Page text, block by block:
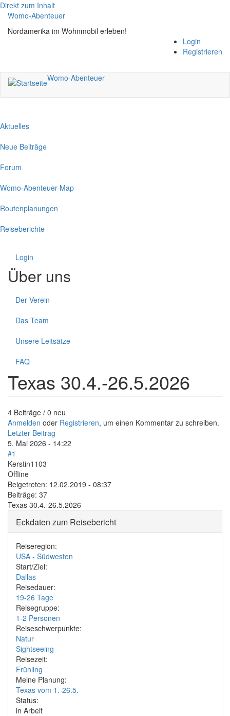
Direkt zum Inhalt
Womo-Abenteuer
Nordamerika im Wohnmobil erleben!
Login
Registrieren
Womo-Abenteuer
Aktuelles
Neue Beiträge
Forum
Womo-Abenteuer-Map
Routenplanungen
Reiseberichte
Login
Über uns
Der Verein
Das Team
Unsere Leitsätze
FAQ
Texas 30.4.-26.5.2026
4 Beiträge / 0 neu
Anmelden oder Registrieren, um einen Kommentar zu schreiben.
Letzter Beitrag
5. Mai 2026 - 14:22
#1
Kerstin1103
Offline
Beigetreten: 12.02.2019 - 08:37
Beiträge: 37
Texas 30.4.-26.5.2026
Eckdaten zum Reisebericht
Reiseregion:
USA - Südwesten
Start/Ziel:
Dallas
Reisedauer:
19-26 Tage
Reisegruppe:
1-2 Personen
Reiseschwerpunkte:
Natur
Sightseeing
Reisezeit:
Frühling
Meine Planung:
Texas vom 1.-26.5.
Status:
in Arbeit